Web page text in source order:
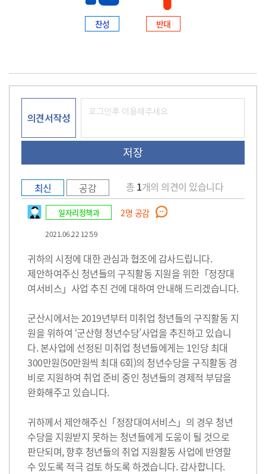
찬성 반대
의견서작성
최신 공감 총 1개의 의견이 있습니다
일자리정책과 2명 공감
2021.06.22 12:59
귀하의 시정에 대한 관심과 협조에 감사드립니다.
제안하여주신 청년들의 구직활동 지원을 위한「정장대
여서비스」사업 추진 건에 대하여 안내해 드리겠습니다.
군산시에서는 2019년부터 미취업 청년들의 구직활동 지
원을 위하여 ‘군산형 청년수당’사업을 추진하고 있습니
다. 본사업에 선정된 미취업 청년들에게는 1인당 최대
300만원(50만원씩 최대 6회)의 청년수당을 구직활동 경
비로 지원하여 취업 준비 중인 청년들의 경제적 부담을
완화해주고 있습니다.
귀하께서 제안해주신「정장대여서비스」의 경우 청년
수당을 지원받지 못하는 청년들에게 도움이 될 것으로
판단되며, 향후 청년들의 취업 지원활동 사업에 반영할
수 있도록 적극 검토 하도록 하겠습니다. 감사합니다.